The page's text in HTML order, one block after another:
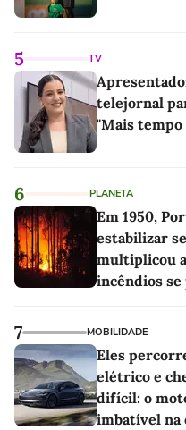
5 TV
telejornal
"Mais tempo
6 PLANETA
Em 1950,
estabilizar
multiplicou
incêndios se
7 MOBILIDADE
Eles
elétrico e
difícil: o
imbatível na